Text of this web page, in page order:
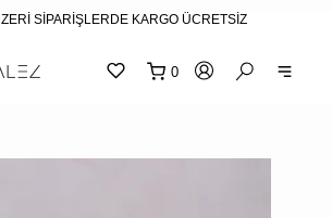
SİPARİŞLERDE KARGO ÜCRETSİZ
0